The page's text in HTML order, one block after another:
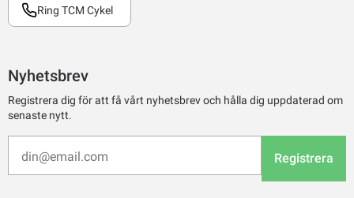
Ring TCM Cykel
Nyhetsbrev
Registrera dig för att få vårt nyhetsbrev och hålla dig uppdaterad om
senaste nytt.
Registrera